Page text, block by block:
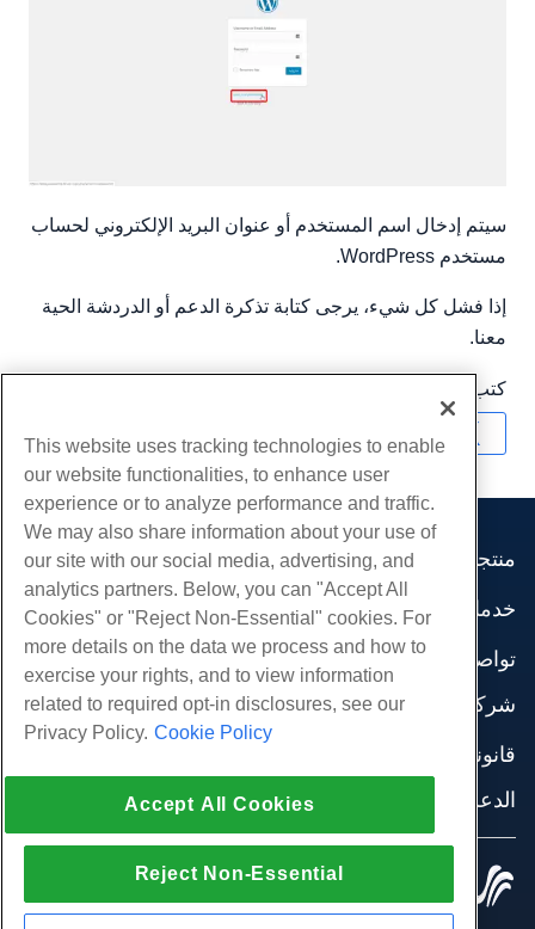
سيتم إدخال اسم المستخدم أو عنوان البريد الإلكتروني لحساب
مستخدم WordPress.
إذا فشل كل شيء، يرجى كتابة تذكرة الدعم أو الدردشة الحية
معنا.
كتب بواسطة
منتجات
استضافة الموقع
استضافة الأعمال
موزع استضافة
موزع العلامة البيضاء
إدارة لينكس VPS
لينكس غير المدارة VPS
نوافذ غير مُدارة VPS
خوادم السحابة
موازن التحميل
تخزين الكتلة
خدمات
هجرات الموقع
تواصل اجتماعي
وثائق المنتج
مدونة
شركة
اتصل بنا
مراكز البيانات
إنضم لبرنامج
قانوني
شروط الخدمة
تطبيق القانون
اتفاقية الشراكة
الدعم
الدردشة الحية معنا
افتح تذكرة الدعم
مراسلتنا على البريد الاليكتروني
This website uses tracking technologies to enable
our website functionalities, to enhance user
experience or to analyze performance and traffic.
We may also share information about your use of
our site with our social media, advertising, and
analytics partners. Below, you can "Accept All
Cookies" or "Reject Non-Essential" cookies. For
more details on the data we process and how to
exercise your rights, and to view information
related to required opt-in disclosures, see our
Privacy Policy. Cookie Policy
Accept All Cookies
Reject Non-Essential